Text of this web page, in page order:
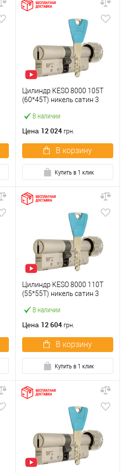
В наличии
Цилиндр KESO 8000 105T
(60*45T) никель сатин 3
Цена 12 024 грн.
В корзину
Купить в 1 клик
В наличии
Цилиндр KESO 8000 110T
(55*55T) никель сатин 3
Цена 12 604 грн.
В корзину
Купить в 1 клик